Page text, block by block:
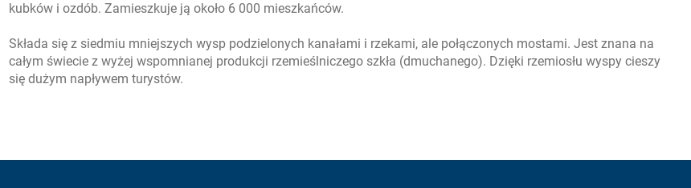
kubków i ozdób. Zamieszkuje ją około 6 000 mieszkańców.
Składa się z siedmiu mniejszych wysp podzielonych kanałami i rzekami, ale połączonych mostami. Jest znana na
całym świecie z wyżej wspomnianej produkcji rzemieślniczego szkła (dmuchanego). Dzięki rzemiosłu wyspy cieszy
się dużym napływem turystów.